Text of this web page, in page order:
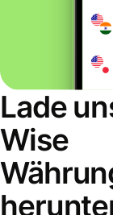
Lade
Wise